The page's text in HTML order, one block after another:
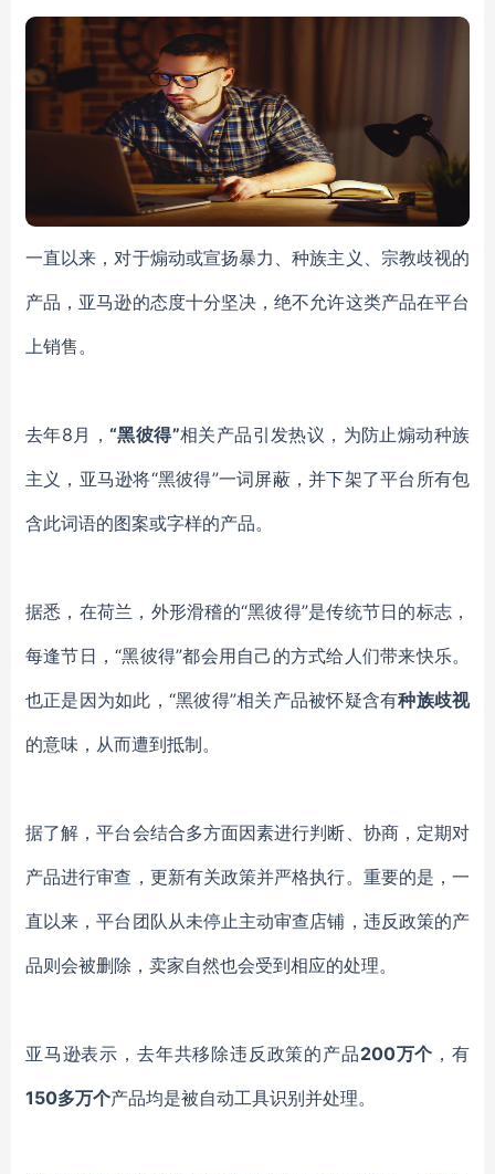
一直以来，对于煽动或宣扬暴力、种族主义、宗教歧视的
产品，亚马逊的态度十分坚决，绝不允许这类产品在平台
上销售。
去年8月，“黑彼得”相关产品引发热议，为防止煽动种族
主义，亚马逊将“黑彼得”一词屏蔽，并下架了平台所有包
含此词语的图案或字样的产品。
据悉，在荷兰，外形滑稽的“黑彼得”是传统节日的标志，
每逢节日，“黑彼得”都会用自己的方式给人们带来快乐。
也正是因为如此，“黑彼得”相关产品被怀疑含有种族歧视
的意味，从而遭到抵制。
据了解，平台会结合多方面因素进行判断、协商，定期对
产品进行审查，更新有关政策并严格执行。重要的是，一
直以来，平台团队从未停止主动审查店铺，违反政策的产
品则会被删除，卖家自然也会受到相应的处理。
亚马逊表示，去年共移除违反政策的产品200万个 ，有
150多万个产品均是被自动工具识别并处理。